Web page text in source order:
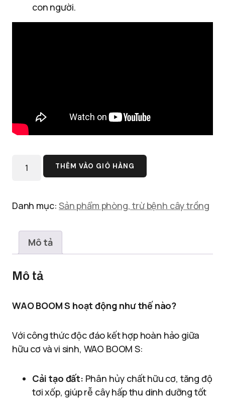
con người.
THÊM VÀO GIỎ HÀNG
Danh mục:Sản phẩm phòng, trừ bệnh cây trồng
Mô tả
Mô tả
WAO BOOM S hoạt động như thế nào?
Với công thức độc đáo kết hợp hoàn hảo giữa
hữu cơ và vi sinh, WAO BOOM S:
Cải tạo đất: Phân hủy chất hữu cơ, tăng độ
tơi xốp, giúp rễ cây hấp thu dinh dưỡng tốt